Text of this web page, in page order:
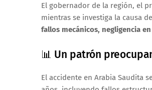
El gobernador de la región, el
mientras se investiga la causa
fallos mecánicos, negligencia
📊 Un patrón
El accidente en Arabia Saudita